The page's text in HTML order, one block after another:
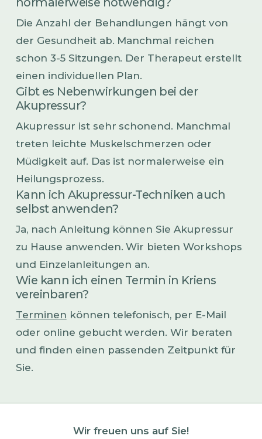
Die Anzahl der Behandlungen hängt von
der Gesundheit ab. Manchmal reichen
schon 3-5 Sitzungen. Der Therapeut erstellt
einen individuellen Plan.
Gibt es Nebenwirkungen bei der
Akupressur?
Akupressur ist sehr schonend. Manchmal
treten leichte Muskelschmerzen oder
Müdigkeit auf. Das ist normalerweise ein
Heilungsprozess.
Kann ich Akupressur-Techniken auch
selbst anwenden?
Ja, nach Anleitung können Sie Akupressur
zu Hause anwenden. Wir bieten Workshops
und Einzelanleitungen an.
Wie kann ich einen Termin in Kriens
vereinbaren?
Terminen können telefonisch, per E-Mail
oder online gebucht werden. Wir beraten
und finden einen passenden Zeitpunkt für
Sie.
Wir freuen uns auf Sie!